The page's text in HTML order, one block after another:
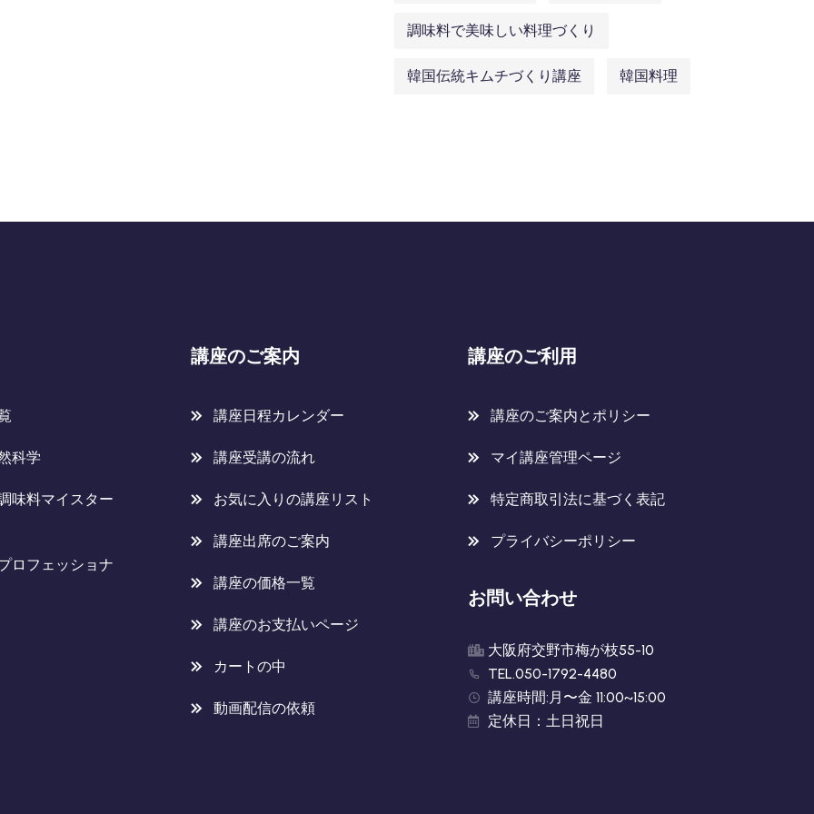
調味料で美味しい料理づくり
韓国伝統キムチづくり講座 韓国料理
科学
味料マイスター
ロフェッショナ
講座のご案内
講座日程カレンダー
講座受講の流れ
お気に入りの講座リスト
講座出席のご案内
講座の価格一覧
講座のお支払いページ
カートの中
動画配信の依頼
講座のご利用
講座のご案内とポリシー
マイ講座管理ページ
特定商取引法に基づく表記
プライバシーポリシー
お問い合わせ
大阪府交野市梅が枝55-10
TEL.050-1792-4480
講座時間:月〜金 11:00~15:00
定休日：土日祝日